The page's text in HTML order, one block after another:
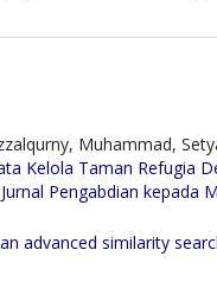
Muhammad,
Kelola Taman Refugia
Pengabdian kepada
advanced similarity